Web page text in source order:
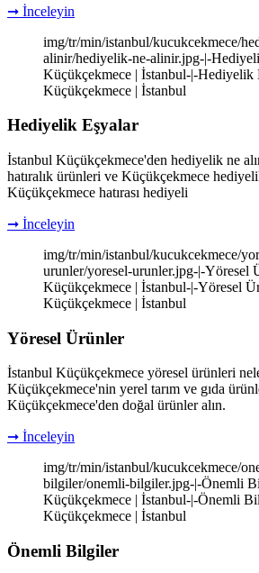
➞ İnceleyin
img/tr/min/istanbul/kucukcekmece/
alinir/hediyelik-ne-alinir.jpg-|-
Küçükçekmece | İstanbul-|-Hediyelik
Küçükçekmece | İstanbul
Hediyelik Eşyalar
İstanbul Küçükçekmece'den hediyelik ne
hatıralık ürünleri ve Küçükçekmece
Küçükçekmece hatırası hediyeli
➞ İnceleyin
img/tr/min/istanbul/kucukcekmece/
urunler/yoresel-urunler.jpg-|-Yöresel
Küçükçekmece | İstanbul-|-Yöresel
Küçükçekmece | İstanbul
Yöresel Ürünler
İstanbul Küçükçekmece yöresel ürünleri
Küçükçekmece'nin yerel tarım ve gıda
Küçükçekmece'den doğal ürünler alın.
➞ İnceleyin
img/tr/min/istanbul/kucukcekmece/
bilgiler/onemli-bilgiler.jpg-|-Önemli
Küçükçekmece | İstanbul-|-Önemli
Küçükçekmece | İstanbul
Önemli Bilgiler